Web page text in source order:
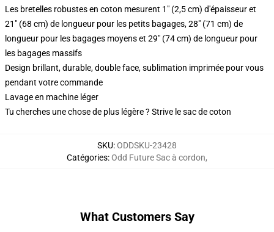
Les bretelles robustes en coton mesurent 1" (2,5 cm) d'épaisseur et
21" (68 cm) de longueur pour les petits bagages, 28" (71 cm) de
longueur pour les bagages moyens et 29" (74 cm) de longueur pour
les bagages massifs
Design brillant, durable, double face, sublimation imprimée pour vous
pendant votre commande
Lavage en machine léger
Tu cherches une chose de plus légère ? Strive le sac de coton
SKU:ODDSKU-23428
Catégories:Odd Future Sac à cordon,
What Customers Say